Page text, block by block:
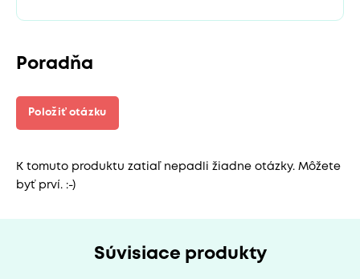
Poradňa
Položiť otázku
K tomuto produktu zatiaľ nepadli žiadne otázky. Môžete
byť prví. :-)
Súvisiace produkty